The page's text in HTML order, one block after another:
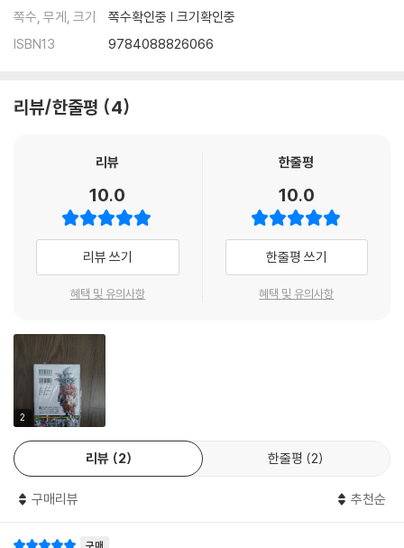
쪽수, 무게, 크기
쪽수확인중 | 크기확인중
ISBN13
9784088826066
리뷰/한줄평 4
리뷰
10.0
리뷰 쓰기
혜택 및 유의사항
한줄평
10.0
한줄평 쓰기
혜택 및 유의사항
2
리뷰 2 한줄평 2
구매리뷰 추천순
구매